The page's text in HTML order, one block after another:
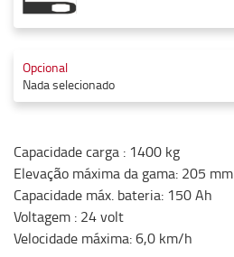
Opcional
Nada selecionado
Capacidade carga : 1400 kg
Elevação máxima da gama: 205 mm
Capacidade máx. bateria: 150Ah
Voltagem : 24volt
Velocidade máxima:6,0 km/h